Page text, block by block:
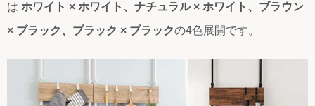
は ホワイト × ホワイト、ナチュラル × ホワイト、ブラウン
× ブラック、ブラック × ブラックの4色展開です。